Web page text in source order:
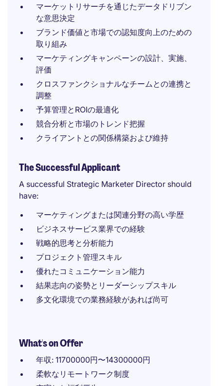
マーケットリサーチを通じたデータドリブン
な意思決定
ブランド価値と市場での認知度向上のための
取り組み
マーケティングキャンペーンの設計、実施、
評価
クロスファンクショナルなチームとの連携と
調整
予算管理とROIの最適化
競合分析と市場のトレンド把握
クライアントとの関係構築および維持
The Successful Applicant
A successful Strategic Marketer Director should
have:
マーケティングまたは関連分野の高い学歴
ビジネスサービス業界での経験
戦略的思考と分析能力
プロジェクト管理スキル
優れたコミュニケーション能力
結果志向の姿勢とリーダーシップスキル
多文化環境での業務経験があれば尚可
What's on Offer
年収: 11700000円〜14300000円
柔軟なリモートワーク制度